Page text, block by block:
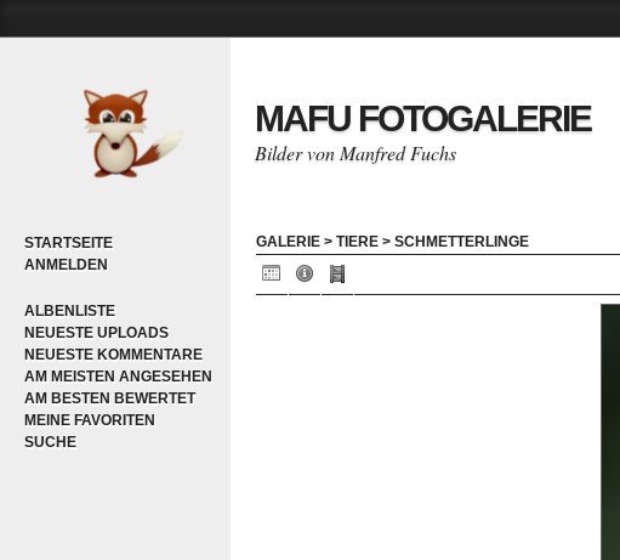
STARTSEITE
ANMELDEN
ALBENLISTE
NEUESTE UPLOADS
NEUESTE KOMMENTARE
AM MEISTEN ANGESEHEN
AM BESTEN BEWERTET
MEINE FAVORITEN
SUCHE
MAFU FOTOGALERIE
Bilder von Manfred Fuchs
GALERIE > TIERE > SCHMETTERLINGE